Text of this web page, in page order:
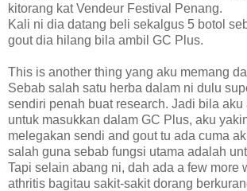
kitorang kat Vendeur Festival Penang.
Kali ni dia datang beli sekalgus 5 botol
gout dia hilang bila ambil GC Plus.
This is another thing yang aku memang
Sebab salah satu herba dalam ni dulu
sendiri penah buat research. Jadi bila aku
untuk masukkan dalam GC Plus, aku
melegakan sendi and gout tu ada cuma
salah guna sebab fungsi utama adalah
Tapi selain abang ni, dah ada a few more
athritis bagitau sakit-sakit dorang